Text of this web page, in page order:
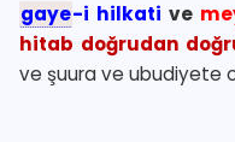
gaye-i hilkati ve
hitab doğrudan
ve şuura ve ubudiyete